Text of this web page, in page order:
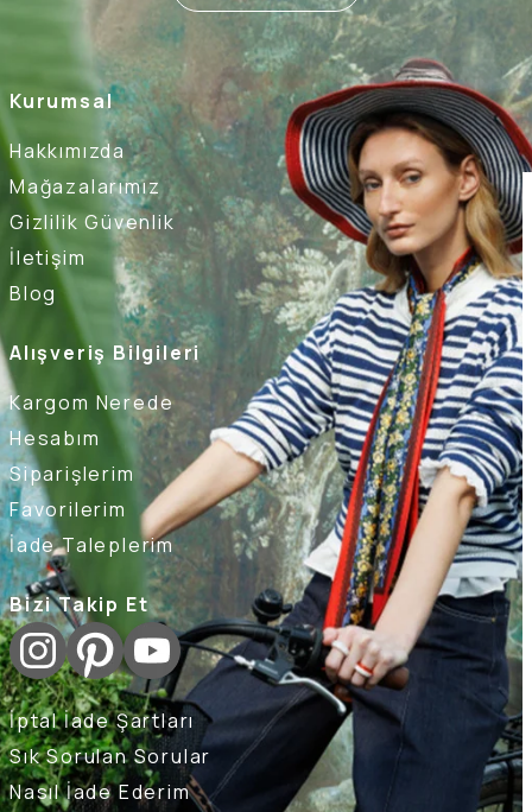
Kurumsal
Hakkımızda
Mağazalarımız
Gizlilik Güvenlik
İletişim
Blog
Alışveriş Bilgileri
Kargom Nerede
Hesabım
Siparişlerim
Favorilerim
İade Taleplerim
Bizi Takip Et
İptal İade Şartları
Sık Sorulan Sorular
Nasıl İade Ederim